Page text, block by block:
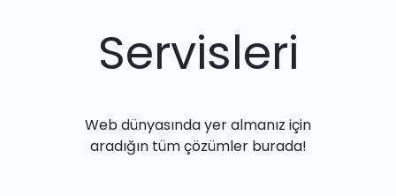
Servisleri
Web dünyasında yer almanız için
aradığın tüm çözümler burada!